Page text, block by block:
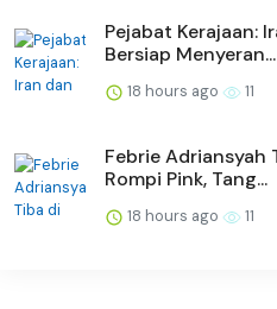
Pejabat Kerajaan:
Bersiap Menyeran...
18 hours ago 11
Febrie Adriansyah
Rompi Pink, Tang...
18 hours ago 11